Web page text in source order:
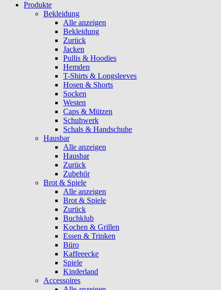
Produkte
Bekleidung
Alle anzeigen
Bekleidung
Zurück
Jacken
Pullis & Hoodies
Hemden
T-Shirts & Longsleeves
Hosen & Shorts
Socken
Westen
Caps & Mützen
Schuhwerk
Schals & Handschuhe
Hausbar
Alle anzeigen
Hausbar
Zurück
Zubehör
Brot & Spiele
Alle anzeigen
Brot & Spiele
Zurück
Buchklub
Kochen & Grillen
Essen & Trinken
Büro
Kaffeeecke
Spiele
Kinderland
Accessoires